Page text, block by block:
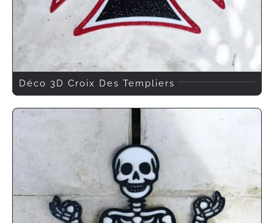
Déco 3D Croix Des Templiers